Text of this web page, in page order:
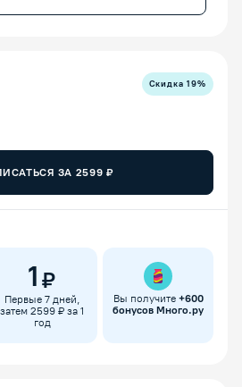
Скидка19%
ЗА 2599 ₽
1 ₽
Первые 7 дней,
затем 2599 ₽ за 1
год
Вы получите +600
бонусов Много.ру